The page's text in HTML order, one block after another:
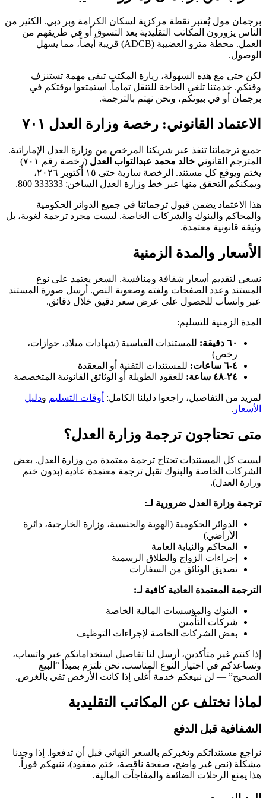
برجمان مول يُعتبر نقطة مركزية لسكان الكرامة وبر دبي. الكثير من
الناس يزورون المكاتب التقليدية بعد التسوق أو في طريقهم من
العمل. محطة مترو العضيبة (ADCB) قريبة أيضاً، مما يسهل
الوصول.
لكن حتى مع هذه السهولة، زيارة المكتب تبقى مهمة تستنزف
وقتكم. خدمتنا تلغي الحاجة للتنقل تماماً. استمتعوا بوقتكم في
برجمان أو في بيوتكم، ونحن نهتم بالترجمة.
الاعتماد القانوني: رخصة وزارة العدل ٧٠١
جميع ترجماتنا تنفذ عبر شريكنا المرخص من وزارة العدل الإماراتية.
المترجم القانوني خالد محمد عبدالتواب العدل
(رخصة رقم ٧٠١)
يختم ويوقع كل مستند. الرخصة سارية حتى ١٥ أكتوبر ٢٠٢٦،
ويمكنكم التحقق منها عبر خط وزارة العدل الساخن: 800 333333
.
هذا الاعتماد يضمن قبول ترجماتنا في جميع الدوائر الحكومية
والمحاكم والبنوك والشركات الخاصة. ليست مجرد ترجمة لغوية، بل
وثيقة قانونية معتمدة.
الأسعار والمدة الزمنية
نسعى لتقديم أسعار شفافة ومنافسة. السعر يعتمد على نوع
المستند وعدد الصفحات ولغته وصعوبة النص. أرسل صورة المستند
عبر واتساب للحصول على عرض سعر دقيق خلال دقائق.
المدة الزمنية للتسليم:
٦٠ دقيقة:
للمستندات القياسية (شهادات ميلاد، جوازات،
رخص)
٤-٦ ساعات:
للمستندات التقنية أو المعقدة
٢٤-٤٨ ساعة:
للعقود الطويلة أو الوثائق القانونية المتخصصة
لمزيد من التفاصيل، راجعوا دليلنا الكامل: أوقات التسليم ودليل
الأسعار .
متى تحتاجون ترجمة وزارة العدل؟
ليست كل المستندات تحتاج ترجمة معتمدة من وزارة العدل. بعض
الشركات الخاصة والبنوك تقبل ترجمة معتمدة عادية (بدون ختم
وزارة العدل).
ترجمة وزارة العدل ضرورية لـ:
الدوائر الحكومية (الهوية والجنسية، وزارة الخارجية، دائرة
الأراضي)
المحاكم والنيابة العامة
إجراءات الزواج والطلاق الرسمية
تصديق الوثائق من السفارات
الترجمة المعتمدة العادية كافية لـ:
البنوك والمؤسسات المالية الخاصة
شركات التأمين
بعض الشركات الخاصة لإجراءات التوظيف
إذا كنتم غير متأكدين، أرسل لنا تفاصيل استخداماتكم عبر واتساب،
ونساعدكم في اختيار النوع المناسب. نحن نلتزم بمبدأ “البيع
الصحيح” — لن نبيعكم خدمة أغلى إذا كانت الأرخص تفي بالغرض.
لماذا نختلف عن المكاتب التقليدية
الشفافية قبل الدفع
نراجع مستنداتكم ونخبركم بالسعر النهائي قبل أن تدفعوا. إذا وجدنا
مشكلة (نص غير واضح، صفحة ناقصة، ختم مفقود)، ننبهكم فوراً.
هذا يمنع الرحلات الضائعة والمفاجآت المالية.